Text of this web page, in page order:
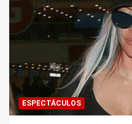
ESPECTÁCULOS